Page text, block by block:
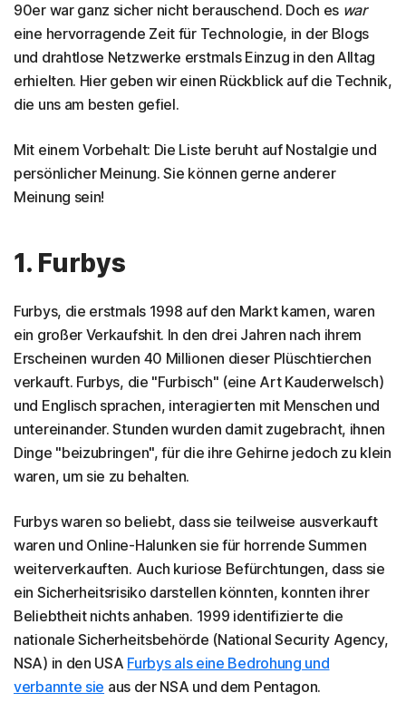
90er war ganz sicher nicht berauschend. Doch es war
eine hervorragende Zeit für Technologie, in der Blogs
und drahtlose Netzwerke erstmals Einzug in den Alltag
erhielten. Hier geben wir einen Rückblick auf die Technik,
die uns am besten gefiel.
Mit einem Vorbehalt: Die Liste beruht auf Nostalgie und
persönlicher Meinung. Sie können gerne anderer
Meinung sein!
1. Furbys
Furbys, die erstmals 1998 auf den Markt kamen, waren
ein großer Verkaufshit. In den drei Jahren nach ihrem
Erscheinen wurden 40 Millionen dieser Plüschtierchen
verkauft. Furbys, die "Furbisch" (eine Art Kauderwelsch)
und Englisch sprachen, interagierten mit Menschen und
untereinander. Stunden wurden damit zugebracht, ihnen
Dinge "beizubringen", für die ihre Gehirne jedoch zu klein
waren, um sie zu behalten.
Furbys waren so beliebt, dass sie teilweise ausverkauft
waren und Online-Halunken sie für horrende Summen
weiterverkauften. Auch kuriose Befürchtungen, dass sie
ein Sicherheitsrisiko darstellen könnten, konnten ihrer
Beliebtheit nichts anhaben. 1999 identifizierte die
nationale Sicherheitsbehörde (National Security Agency,
NSA) in den USA Furbys als eine Bedrohung und
verbannte sie aus der NSA und dem Pentagon.